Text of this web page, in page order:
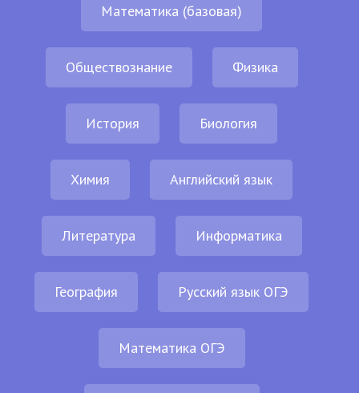
Математика (базовая)
Обществознание Физика
История Биология
Химия Английский язык
Литература Информатика
География Русский язык ОГЭ
Математика ОГЭ